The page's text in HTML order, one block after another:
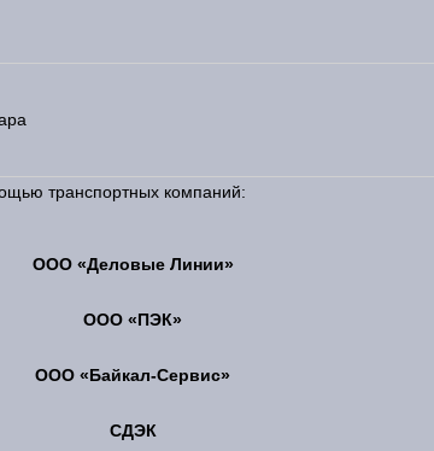
транспортных компаний:
ООО «Деловые Линии»
ООО «ПЭК»
ООО «Байкал-Сервис»
СДЭК